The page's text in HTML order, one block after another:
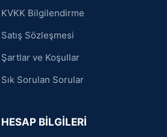
KVKK Bilgilendirme
Satış Sözleşmesi
Şartlar ve Koşullar
Sık Sorulan Sorular
HESAP BİLGİLERİ